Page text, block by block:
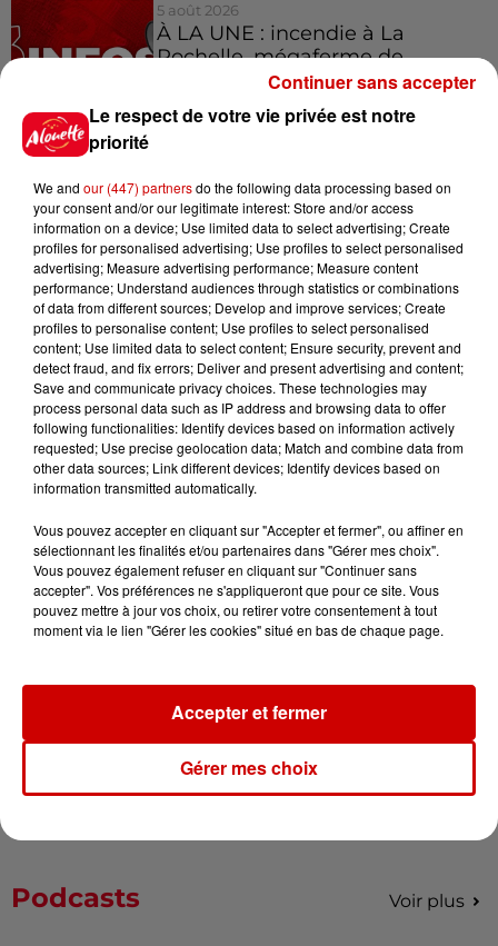
5 août 2026
À LA UNE : incendie à La
Rochelle, mégaferme de
saumons et succès...
Jeux Voir plus
Gagnez vos places pour le
Festival du Roi Arthur 2026 !
Gagnez vos entrées pour le
Musée du Sport Automobile au
Mans !
Alouette vous invite à
Futuroscope Xperiences !
Le Duel - Gagnez votre balade
Podcasts Voir plus
Le respect de votre vie privée est notre
priorité
We and our (447) partnersdo the following data processing based on
your consent and/or our legitimate interest: Store and/or access
information on a device; Use limited data to select advertising; Create
profiles for personalised advertising; Use profiles to select personalised
advertising; Measure advertising performance; Measure content
performance; Understand audiences through statistics or combinations
of data from different sources; Develop and improve services; Create
profiles to personalise content; Use profiles to select personalised
content; Use limited data to select content; Ensure security, prevent and
detect fraud, and fix errors; Deliver and present advertising and content;
Save and communicate privacy choices. These technologies may
process personal data such as IP address and browsing data to offer
following functionalities: Identify devices based on information actively
requested; Use precise geolocation data; Match and combine data from
other data sources; Link different devices; Identify devices based on
information transmitted automatically.
Vous pouvez accepter en cliquant sur "Accepter et fermer", ou affiner en
sélectionnant les finalités et/ou partenaires dans "Gérer mes choix".
Vous pouvez également refuser en cliquant sur "Continuer sans
accepter". Vos préférences ne s'appliqueront que pour ce site. Vous
pouvez mettre à jour vos choix, ou retirer votre consentement à tout
moment via le lien "Gérer les cookies" situé en bas de chaque page.
Gérer mes choix
Accepter et fermer
Continuer sans accepter